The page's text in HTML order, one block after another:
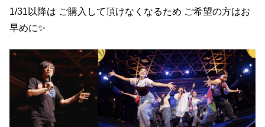
1/31以降は ご購入して頂けなくなるため ご希望の方はお
早めに✨